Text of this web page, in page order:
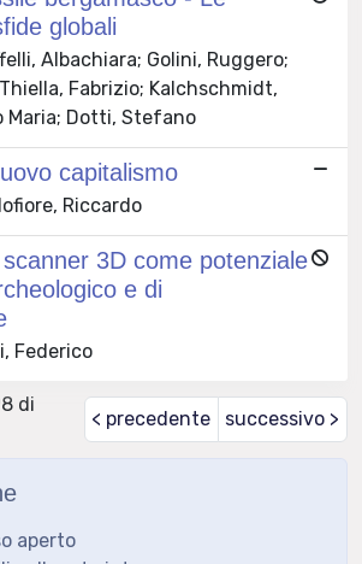
globali
Albachiara; Golini, Ruggero;
Fabrizio; Kalchschmidt,
Maria; Dotti, Stefano
capitalismo
Riccardo
3D come potenziale
e di
Federico
di
< precedente successivo >
aperto